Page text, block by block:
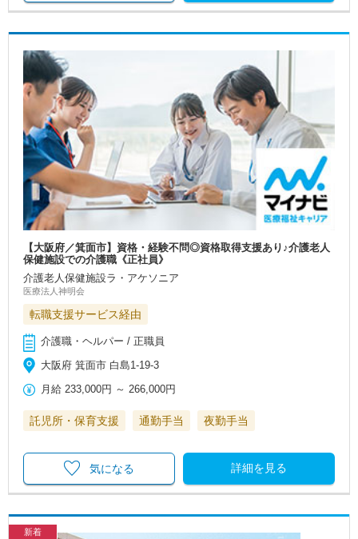
【大阪府／箕面市】資格・経験不問◎資格取得支援あり♪介護老人
保健施設での介護職《正社員》
介護老人保健施設ラ・アケソニア
医療法人神明会
転職支援サービス経由
介護職・ヘルパー / 正職員
大阪府 箕面市 白島1-19-3
月給 233,000円 ～266,000円
託児所・保育支援 通勤手当 夜勤手当
詳細を見る
気になる
新着